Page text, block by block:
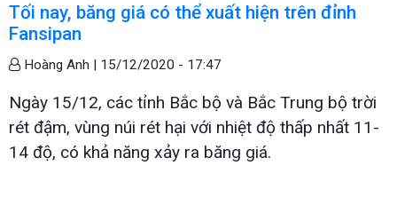
Tối nay, băng giá có thể xuất hiện trên đỉnh
Fansipan
Hoàng Anh | 15/12/2020 - 17:47
Ngày 15/12, các tỉnh Bắc bộ và Bắc Trung bộ trời
rét đậm, vùng núi rét hại với nhiệt độ thấp nhất 11-
14 độ, có khả năng xảy ra băng giá.